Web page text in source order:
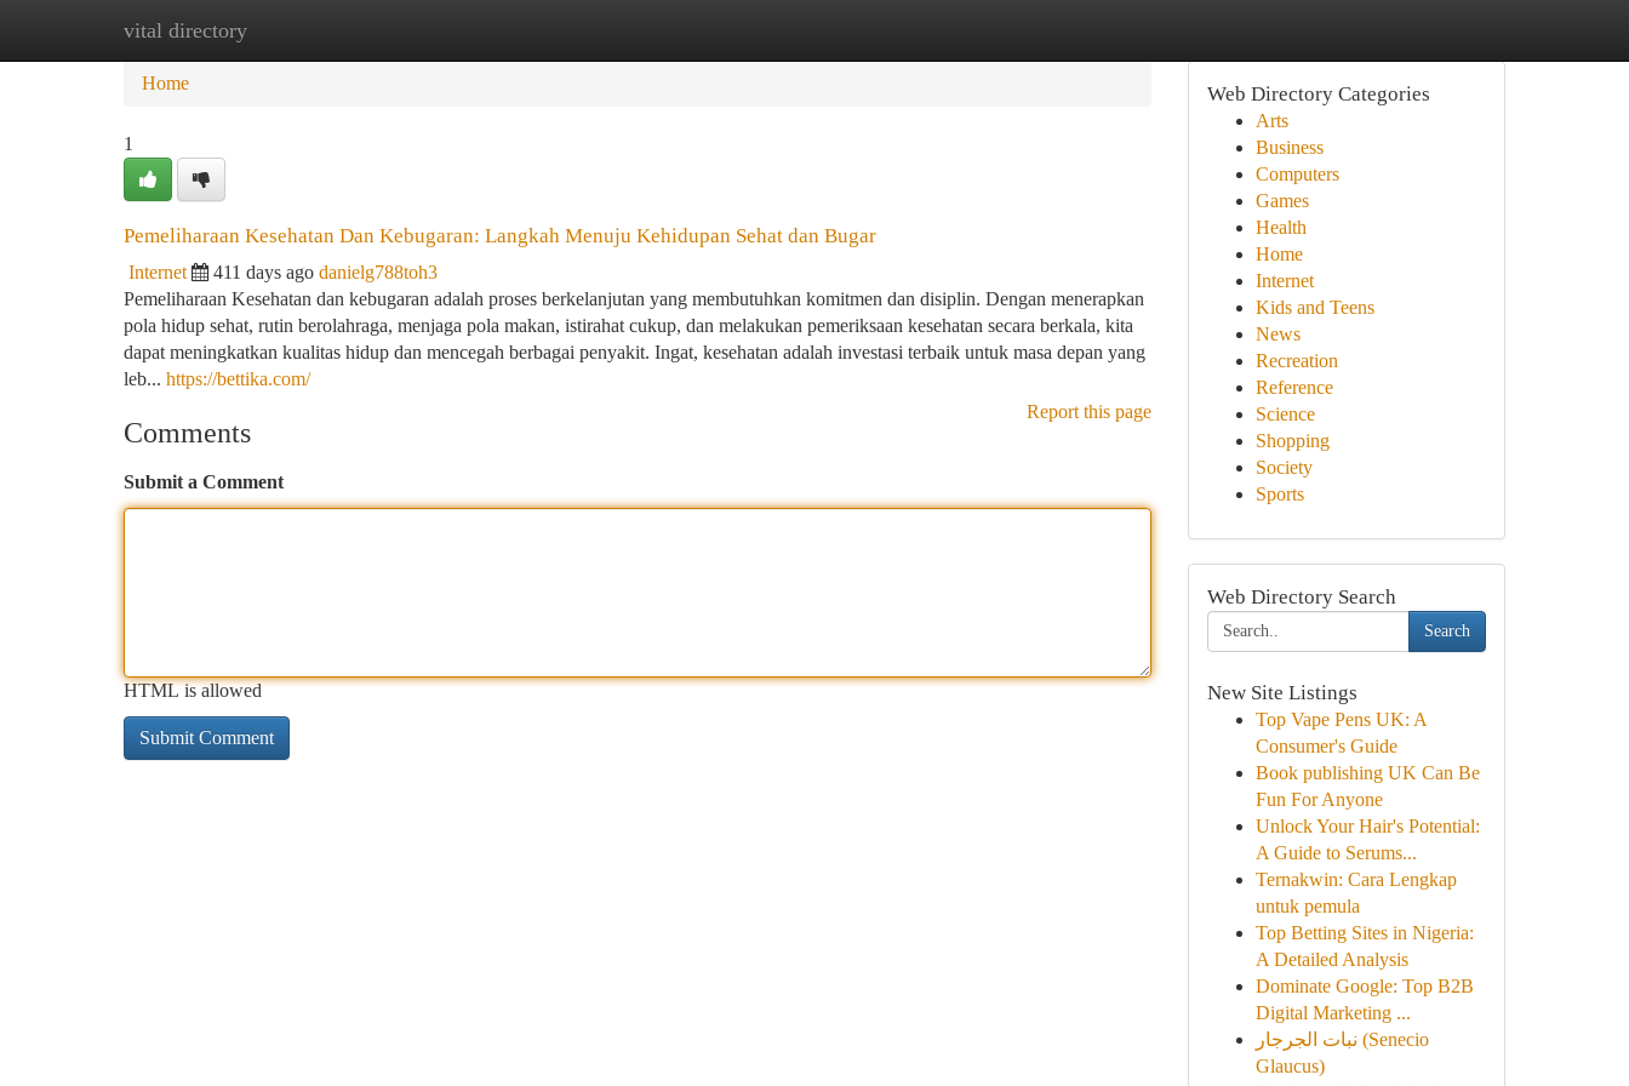
vital directory
Home New Site Listings
Home
1
Pemeliharaan Kesehatan Dan Kebugaran: Langkah Menuju Kehidupan Sehat dan Bugar
Internet 411 days ago danielg788toh3
Pemeliharaan Kesehatan dan kebugaran adalah proses berkelanjutan yang membutuhkan komitmen dan disiplin. Dengan menerapkan
pola hidup sehat, rutin berolahraga, menjaga pola makan, istirahat cukup, dan melakukan pemeriksaan kesehatan secara berkala, kita
dapat meningkatkan kualitas hidup dan mencegah berbagai penyakit. Ingat, kesehatan adalah investasi terbaik untuk masa depan yang
leb... https://bettika.com/
Report this page
Comments
Submit a Comment
HTML is allowed
Web Directory Categories
Arts
Business
Computers
Games
Health
Home
Internet
Kids and Teens
News
Recreation
Reference
Science
Shopping
Society
Sports
Web Directory Search
Search
New Site Listings
Top Vape Pens UK: A
Consumer's Guide
Book publishing UK Can Be
Fun For Anyone
Unlock Your Hair's Potential:
A Guide to Serums...
Ternakwin: Cara Lengkap
untuk pemula
Top Betting Sites in Nigeria:
A Detailed Analysis
Dominate Google: Top B2B
Digital Marketing ...
نبات الجرجار (Senecio
Glaucus)